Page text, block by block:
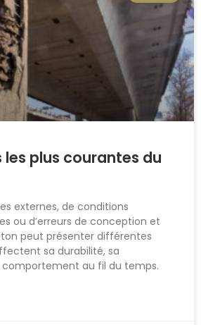
plus courantes du
externes, de conditions
ou d’erreurs de conception et
peut présenter différentes
sa durabilité, sa
au fil du temps.